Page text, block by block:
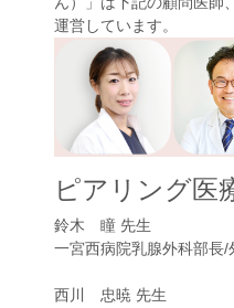
運営しています。
ピアリング医
鈴木 瞳 先生
一宮西病院乳腺外科部長
西川 忠暁 先生